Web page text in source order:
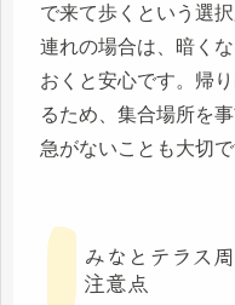
で来て歩くという選
連れの場合は、暗く
おくと安心です。帰
るため、集合場所を
急がないことも大切で
みなとテラス
注意点